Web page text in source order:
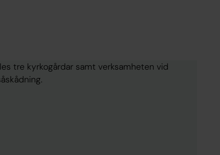
tre kyrkogårdar samt verksamheten vid